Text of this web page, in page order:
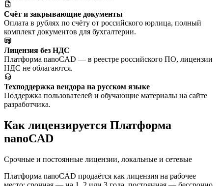
Счёт и закрывающие документы
Оплата в рублях по счёту от российского юрлица, полный
комплект документов для бухгалтерии.
Лицензия без НДС
Платформа nanoCAD — в реестре российского ПО, лицензии
НДС не облагаются.
Техподдержка вендора на русском языке
Поддержка пользователей и обучающие материалы на сайте
разработчика.
Как лицензируется Платформа
nanoCAD
Срочные и постоянные лицензии, локальные и сетевые
Платформа nanoCAD продаётся как лицензия на рабочее